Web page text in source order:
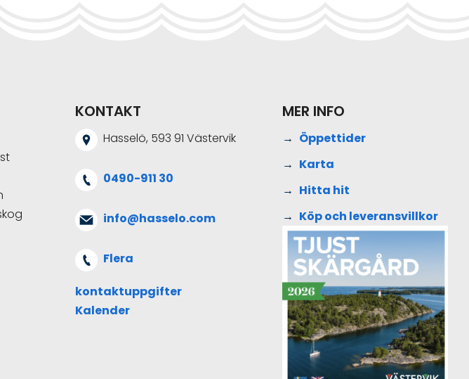
KONTAKT
Hasselö, 593 91 Västervik
0490-911 30
info@hasselo.com
Flera
kontaktuppgifter
Kalender
MER INFO
Öppettider
Karta
Hitta hit
Köp och leveransvillkor